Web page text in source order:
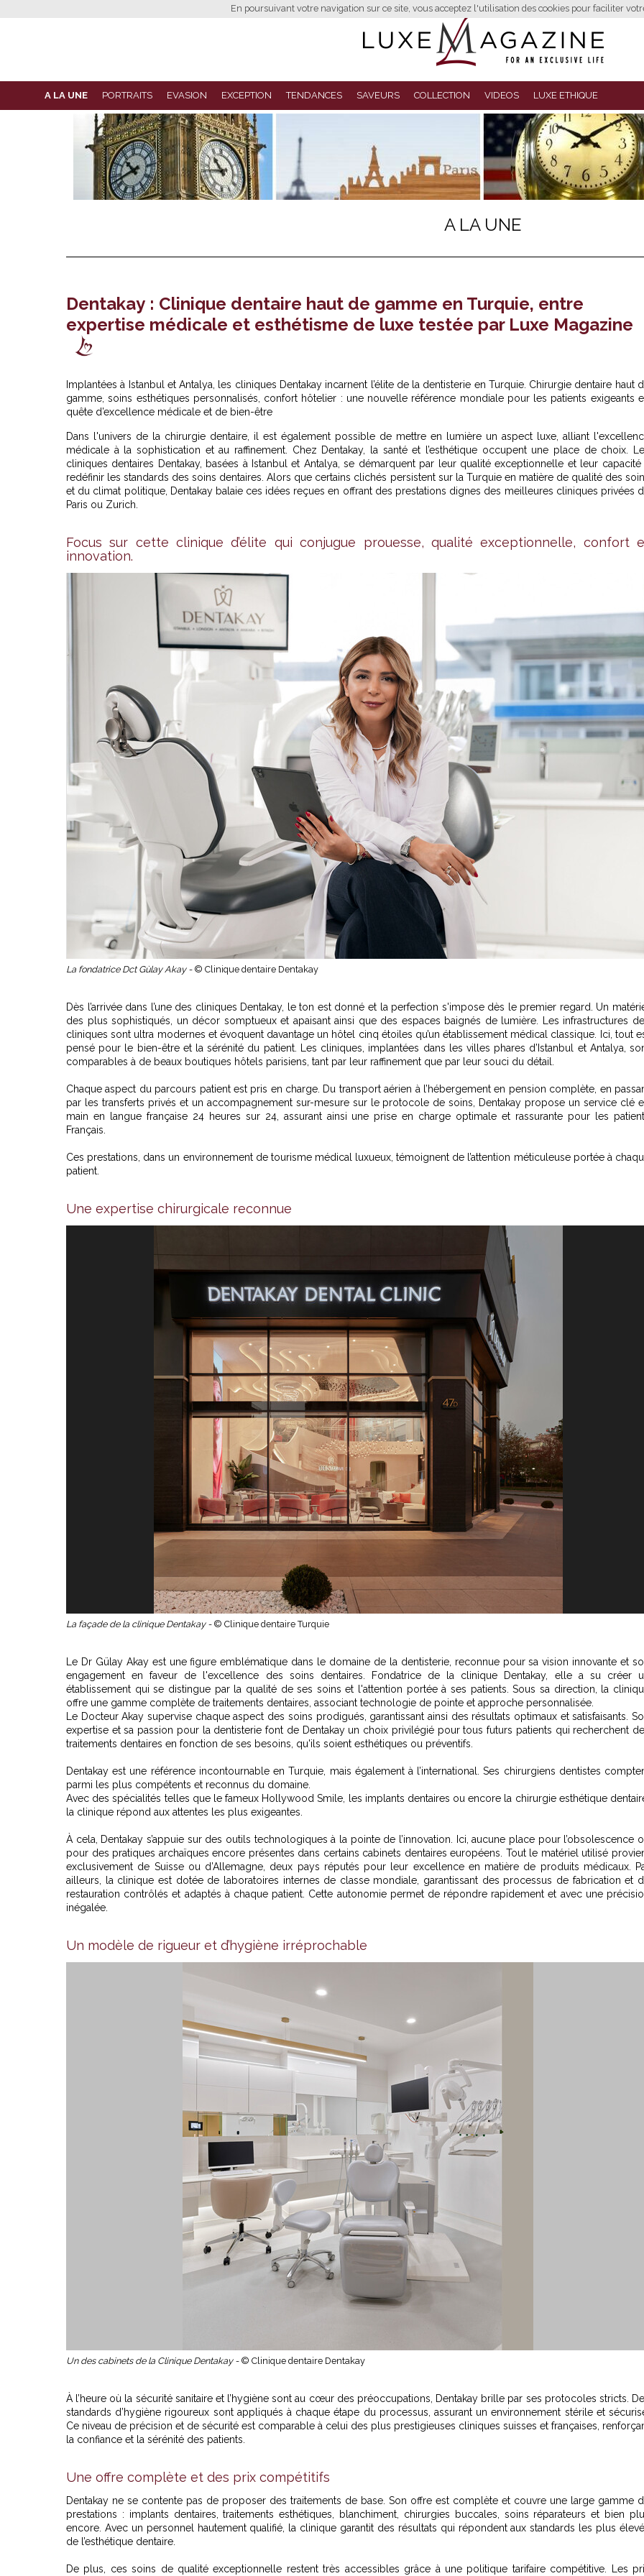
En poursuivant votre navigation sur ce site, vous acceptez l'utilisation des cookies pour faciliter
A LA UNE PORTRAITS EVASION EXCEPTION TENDANCES SAVEURS COLLECTION VIDEOS LUXE ETHIQUE
A LA UNE
Dentakay : Clinique dentaire haut de gamme en Turquie, entre
expertise médicale et esthétisme de luxe testée par Luxe Magazine
Implantées à Istanbul et Antalya, les cliniques Dentakay incarnent l’élite de la dentisterie en Turquie. Chirurgie dentaire haut
gamme, soins esthétiques personnalisés, confort hôtelier : une nouvelle référence mondiale pour les patients exigeants
quête d’excellence médicale et de bien-être
Dans l'univers de la chirurgie dentaire, il est également possible de mettre en lumière un aspect luxe, alliant
médicale à la sophistication et au raffinement. Chez Dentakay, la santé et l’esthétique occupent une place de choix.
cliniques dentaires Dentakay, basées à Istanbul et Antalya, se démarquent par leur qualité exceptionnelle et leur capacité
redéfinir les standards des soins dentaires. Alors que certains clichés persistent sur la Turquie en matière de qualité des
et du climat politique, Dentakay balaie ces idées reçues en offrant des prestations dignes des meilleures cliniques privées
Paris ou Zurich.
Focus sur cette clinique d’élite qui conjugue prouesse, qualité exceptionnelle, confort
innovation.
La fondatrice Dct Gùlay Akay - © Clinique dentaire Dentakay
Dès l’arrivée dans l’une des cliniques Dentakay, le ton est donné et la perfection s'impose dès le premier regard. Un
des plus sophistiqués, un décor somptueux et apaisant ainsi que des espaces baignés de lumière. Les infrastructures
cliniques sont ultra modernes et évoquent davantage un hôtel cinq étoiles qu’un établissement médical classique. Ici, tout
pensé pour le bien-être et la sérénité du patient. Les cliniques, implantées dans les villes phares d’Istanbul et Antalya,
comparables à de beaux boutiques hôtels parisiens, tant par leur raffinement que par leur souci du détail.
Chaque aspect du parcours patient est pris en charge. Du transport aérien à l’hébergement en pension complète, en
par les transferts privés et un accompagnement sur-mesure sur le protocole de soins, Dentakay propose un service clé
main en langue française 24 heures sur 24, assurant ainsi une prise en charge optimale et rassurante pour les
Français.
Ces prestations, dans un environnement de tourisme médical luxueux, témoignent de l’attention méticuleuse portée à
patient.
Une expertise chirurgicale reconnue
La façade de la clinique Dentakay - © Clinique dentaire Turquie
Le Dr Gülay Akay est une figure emblématique dans le domaine de la dentisterie, reconnue pour sa vision innovante et
engagement en faveur de l'excellence des soins dentaires. Fondatrice de la clinique Dentakay, elle a su créer
établissement qui se distingue par la qualité de ses soins et l'attention portée à ses patients. Sous sa direction, la
offre une gamme complète de traitements dentaires, associant technologie de pointe et approche personnalisée.
Le Docteur Akay supervise chaque aspect des soins prodigués, garantissant ainsi des résultats optimaux et satisfaisants.
expertise et sa passion pour la dentisterie font de Dentakay un choix privilégié pour tous futurs patients qui recherchent
traitements dentaires en fonction de ses besoins, qu'ils soient esthétiques ou préventifs.
Dentakay est une référence incontournable en Turquie, mais également à l’international. Ses chirurgiens dentistes
parmi les plus compétents et reconnus du domaine.
Avec des spécialités telles que le fameux Hollywood Smile, les implants dentaires ou encore la chirurgie esthétique
la clinique répond aux attentes les plus exigeantes.
À cela, Dentakay s’appuie sur des outils technologiques à la pointe de l’innovation. Ici, aucune place pour l’obsolescence
pour des pratiques archaïques encore présentes dans certains cabinets dentaires européens. Tout le matériel utilisé
exclusivement de Suisse ou d’Allemagne, deux pays réputés pour leur excellence en matière de produits médicaux.
ailleurs, la clinique est dotée de laboratoires internes de classe mondiale, garantissant des processus de fabrication et
restauration contrôlés et adaptés à chaque patient. Cette autonomie permet de répondre rapidement et avec une
inégalée.
Un modèle de rigueur et d’hygiène irréprochable
Un des cabinets de la Clinique Dentakay - © Clinique dentaire Dentakay
À l’heure où la sécurité sanitaire et l’hygiène sont au cœur des préoccupations, Dentakay brille par ses protocoles stricts.
standards d’hygiène rigoureux sont appliqués à chaque étape du processus, assurant un environnement stérile et
Ce niveau de précision et de sécurité est comparable à celui des plus prestigieuses cliniques suisses et françaises,
la confiance et la sérénité des patients.
Une offre complète et des prix compétitifs
Dentakay ne se contente pas de proposer des traitements de base. Son offre est complète et couvre une large gamme
prestations : implants dentaires, traitements esthétiques, blanchiment, chirurgies buccales, soins réparateurs et bien
encore. Avec un personnel hautement qualifié, la clinique garantit des résultats qui répondent aux standards les plus
de l’esthétique dentaire.
De plus, ces soins de qualité exceptionnelle restent très accessibles grâce à une politique tarifaire compétitive. Les